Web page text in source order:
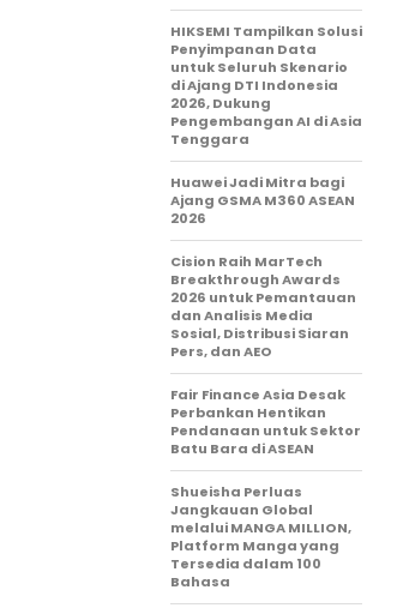
HIKSEMI Tampilkan Solusi
Penyimpanan Data
untuk Seluruh Skenario
di Ajang DTI Indonesia
2026, Dukung
Pengembangan AI di Asia
Tenggara
Huawei Jadi Mitra bagi
Ajang GSMA M360 ASEAN
2026
Cision Raih MarTech
Breakthrough Awards
2026 untuk Pemantauan
dan Analisis Media
Sosial, Distribusi Siaran
Pers, dan AEO
Fair Finance Asia Desak
Perbankan Hentikan
Pendanaan untuk Sektor
Batu Bara di ASEAN
Shueisha Perluas
Jangkauan Global
melalui MANGA MILLION,
Platform Manga yang
Tersedia dalam 100
Bahasa